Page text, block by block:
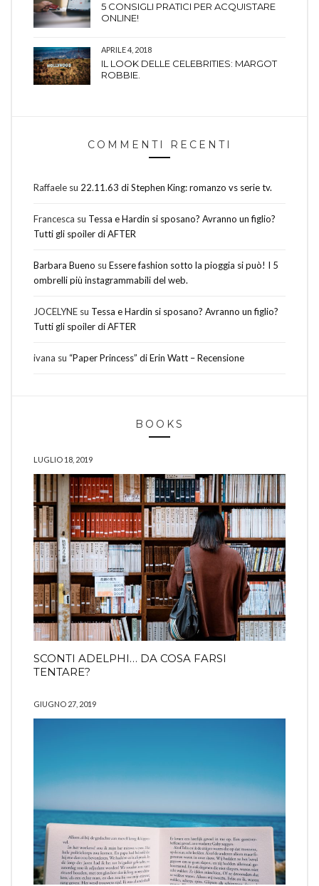
5 CONSIGLI PRATICI PER ACQUISTARE
ONLINE!
APRILE 4, 2018
IL LOOK DELLE CELEBRITIES: MARGOT
ROBBIE.
COMMENTI RECENTI
Raffaele su 22.11.63 di Stephen King: romanzo vs serie tv.
Francesca su Tessa e Hardin si sposano? Avranno un figlio?
Tutti gli spoiler di AFTER
Barbara Bueno su Essere fashion sotto la pioggia si può! I 5
ombrelli più instagrammabili del web.
JOCELYNE su Tessa e Hardin si sposano? Avranno un figlio?
Tutti gli spoiler di AFTER
ivana su “Paper Princess” di Erin Watt – Recensione
BOOKS
LUGLIO 18, 2019
SCONTI ADELPHI… DA COSA FARSI
TENTARE?
GIUGNO 27, 2019